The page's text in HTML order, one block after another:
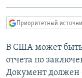
главной
навигации
Вернутся
поиску
IDEL.РЕАЛИИ
КАВКАЗ.РЕАЛИИ
СЕВЕР.РЕАЛИИ
Приоритетный
В США может быть
отчета по
Документ должен